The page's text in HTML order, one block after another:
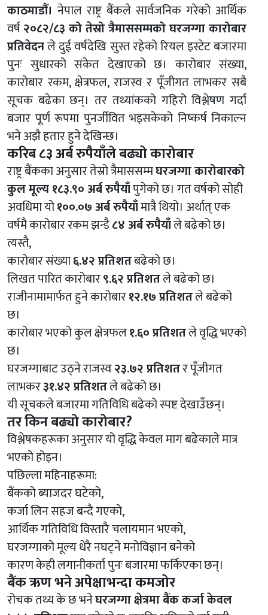
काठमाडौं। नेपाल राष्ट्र बैंकले सार्वजनिक गरेको आर्थिक
वर्ष२०८२/८३ को तेस्रो त्रैमाससम्मको घरजग्गा कारोबार
प्रतिवेदनले दुई वर्षदेखि सुस्त रहेको रियल इस्टेट बजारमा
पुनः सुधारको संकेत देखाएको छ। कारोबार संख्या,
कारोबार रकम, क्षेत्रफल, राजस्व र पूँजीगत लाभकर सबै
सूचक बढेका छन्। तर तथ्यांकको गहिरो विश्लेषण गर्दा
बजार पूर्ण रूपमा पुनर्जीवित भइसकेको निष्कर्ष निकाल्न
भने अझै हतार हुने देखिन्छ।
करिब ८३ अर्ब रुपैयाँले बढ्यो कारोबार
राष्ट्र बैंकका अनुसार तेस्रो त्रैमाससम्मघरजग्गा कारोबारको
कुल मूल्य १८३.९० अर्ब रुपैयाँपुगेको छ। गत वर्षको सोही
अवधिमा यो१००.०७ अर्ब रुपैयाँमात्रै थियो। अर्थात् एक
वर्षमै कारोबार रकम झन्डै८४ अर्ब रुपैयाँले बढेको छ।
त्यस्तै,
कारोबार संख्या६.४२ प्रतिशतबढेको छ।
लिखत पारित कारोबार९.६२ प्रतिशतले बढेको छ।
राजीनामामार्फत हुने कारोबार१२.१७ प्रतिशतले बढेको
छ।
कारोबार भएको कुल क्षेत्रफल१.६० प्रतिशतले वृद्धि भएको
छ।
घरजग्गाबाट उठ्ने राजस्व२३.७२ प्रतिशतर पूँजीगत
लाभकर३१.४२ प्रतिशतले बढेको छ।
यी सूचकले बजारमा गतिविधि बढेको स्पष्ट देखाउँछन्।
तर किन बढ्यो कारोबार?
विश्लेषकहरूका अनुसार यो वृद्धि केवल माग बढेकाले मात्र
भएको होइन।
पछिल्ला महिनाहरूमा:
बैंकको ब्याजदर घटेको,
कर्जा लिन सहज बन्दै गएको,
आर्थिक गतिविधि विस्तारै चलायमान भएको,
घरजग्गाको मूल्य धेरै नघट्ने मनोविज्ञान बनेको
कारण केही लगानीकर्ता पुनः बजारमा फर्किएका छन्।
बैंक ऋण भने अपेक्षाभन्दा कमजोर
रोचक तथ्य के छ भनेघरजग्गा क्षेत्रमा बैंक कर्जा केवल